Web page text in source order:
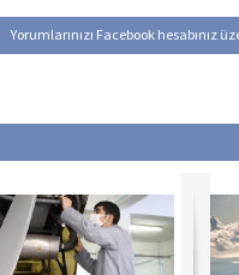
Yorumlarınızı Facebook hesabınız